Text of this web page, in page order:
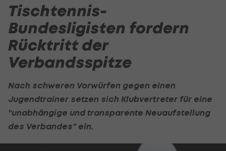
Tischtennis-
Bundesligisten fordern
Rücktritt der
Verbandsspitze
Nach schweren Vorwürfen gegen einen
Jugendtrainer setzen sich Klubvertreter für eine
"unabhängige und transparente Neuaufstellung
des Verbandes" ein.